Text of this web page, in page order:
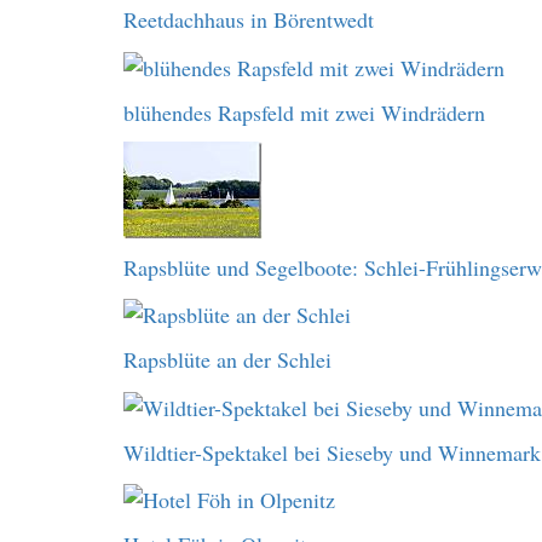
Reetdachhaus in Börentwedt
blühendes Rapsfeld mit zwei Windrädern
Rapsblüte und Segelboote: Schlei-
Rapsblüte an der Schlei
Wildtier-Spektakel bei Sieseby und Winnemark